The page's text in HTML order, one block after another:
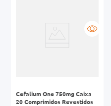
Cefalium One 750mg Caixa
20 Comprimidos Revestidos